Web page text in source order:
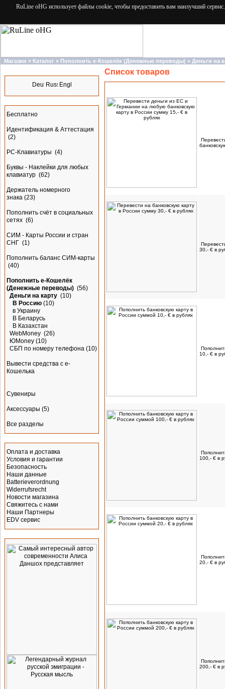
RuLine oHG использует файлы cookie, чтобы предоставить вам наилучший
Магазин » Каталог » Пополнить e-Кошелёк (Денежные переводы) » Деньги на
Бесплатно
Идентификация & Аттестация
(2)
PC-Клавиатуры (4)
Буквы - Наклейки для любых
клавиатур (62)
Держатель номерного
знака (23)
Пополнить счёт в социальных
сетях (6)
СИМ - Карты России и стран
СНГ (1)
Пополнить баланс СИМ-карты
(40)
Пополнить e-Кошелёк
(Денежные переводы) (56)
Деньги на карту (10)
В Россию (10)
в Украину
В Беларусь
В Казахстан
WebMoney (26)
ЮMoney (10)
СБП по номеру телефона (10)
Вывести средства с е-
Кошелька
Сувениры
Аксессуары (5)
Все разделы
Оплата и доставка
Условия и гарантии
Безопасность
Наши данные
Batterieverordnung
Widerrufsrecht
Новости магазина
Свяжитесь с нами
Наши Партнеры
EDV сервис
Список товаров
30,- € в
10,- € в
100,- € в
20,- € в
200,- € в